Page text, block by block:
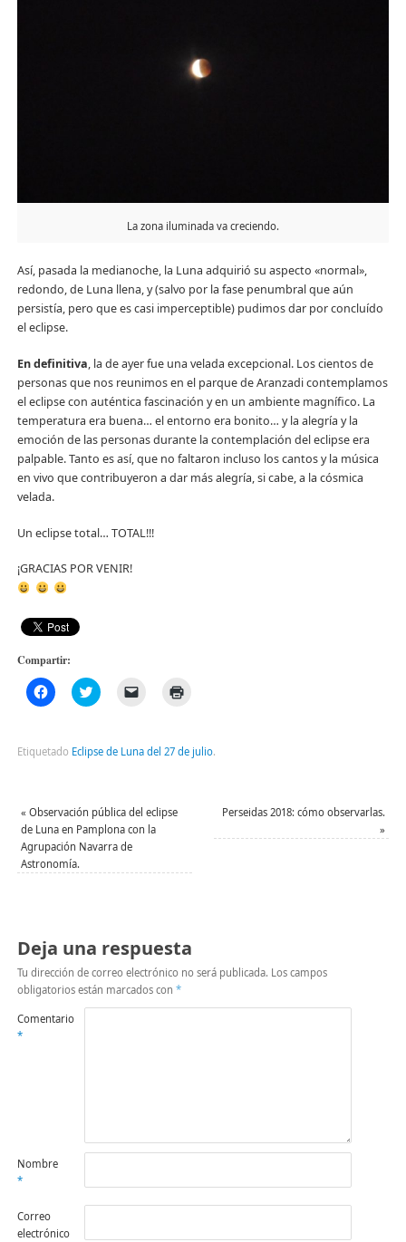
La zona iluminada va creciendo.
Así, pasada la medianoche, la Luna adquirió su aspecto «normal»,
redondo, de Luna llena, y (salvo por la fase penumbral que aún
persistía, pero que es casi imperceptible) pudimos dar por concluído
el eclipse.
En definitiva, la de ayer fue una velada excepcional. Los cientos de
personas que nos reunimos en el parque de Aranzadi contemplamos
el eclipse con auténtica fascinación y en un ambiente magnífico. La
temperatura era buena… el entorno era bonito… y la alegría y la
emoción de las personas durante la contemplación del eclipse era
palpable. Tanto es así, que no faltaron incluso los cantos y la música
en vivo que contribuyeron a dar más alegría, si cabe, a la cósmica
velada.
Un eclipse total… TOTAL!!!
¡GRACIAS POR VENIR!
Compartir:
Haz
clic
Facebook
(Se
ventana
nueva)
Haz
clic
Twitter
(Se
ventana
nueva)
enlace
por
un
amigo
(Se
ventana
abre
en
Etiquetado Eclipse de Luna del 27 de julio.
« Observación pública del eclipse
de Luna en Pamplona con la
Agrupación Navarra de
Astronomía.
Perseidas 2018: cómo observarlas.
»
Deja una respuesta
Tu dirección de correo electrónico no será publicada. Los campos
obligatorios están marcados con *
Comentario
*
Nombre
*
Correo
electrónico